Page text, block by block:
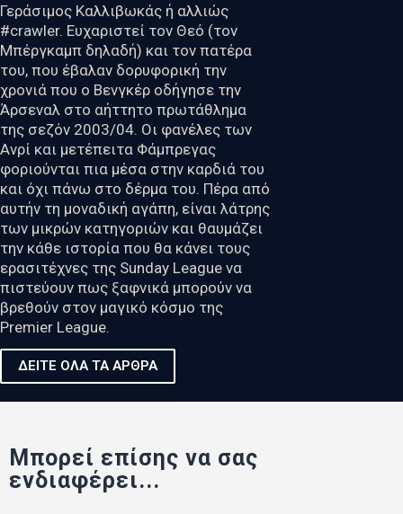
Γεράσιμος Καλλιβωκάς ή αλλιώς
#crawler. Ευχαριστεί τον Θεό (τον
Μπέργκαμπ δηλαδή) και τον πατέρα
του, που έβαλαν δορυφορική την
χρονιά που ο Βενγκέρ οδήγησε την
Άρσεναλ στο αήττητο πρωτάθλημα
της σεζόν 2003/04. Οι φανέλες των
Ανρί και μετέπειτα Φάμπρεγας
φοριούνται πια μέσα στην καρδιά του
και όχι πάνω στο δέρμα του. Πέρα από
αυτήν τη μοναδική αγάπη, είναι λάτρης
των μικρών κατηγοριών και θαυμάζει
την κάθε ιστορία που θα κάνει τους
ερασιτέχνες της Sunday League να
πιστεύουν πως ξαφνικά μπορούν να
βρεθούν στον μαγικό κόσμο της
Premier League.
ΔΕΙΤΕ ΟΛΑ ΤΑ ΑΡΘΡΑ
Μπορεί επίσης να σας
ενδιαφέρει...